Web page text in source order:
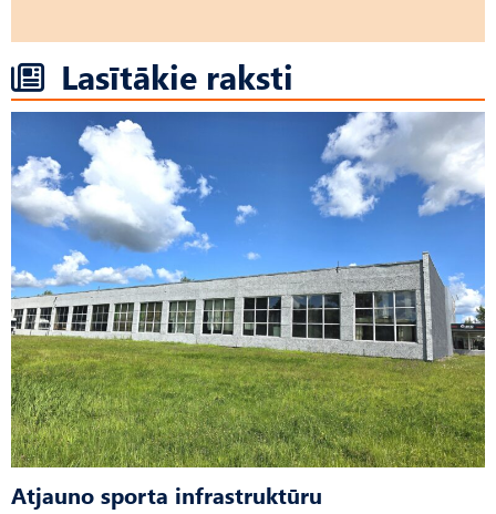
Lasītākie raksti
Atjauno sporta infrastruktūru